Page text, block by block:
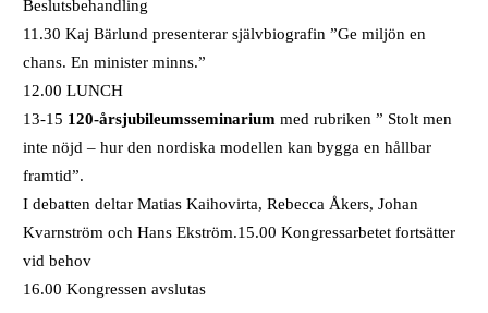
Beslutsbehandling
11.30 Kaj Bärlund presenterar självbiografin ”Ge miljön en
chans. En minister minns.”
12.00 LUNCH
13-15 120-årsjubileumsseminarium med rubriken ” Stolt men
inte nöjd – hur den nordiska modellen kan bygga en hållbar
framtid”.
I debatten deltar Matias Kaihovirta, Rebecca Åkers, Johan
Kvarnström och Hans Ekström.15.00 Kongressarbetet fortsätter
vid behov
16.00 Kongressen avslutas